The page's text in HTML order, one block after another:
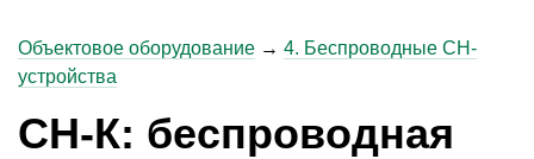
Объектовое оборудование → 4. Беспроводные СН-
устройства
СН-К: беспроводная